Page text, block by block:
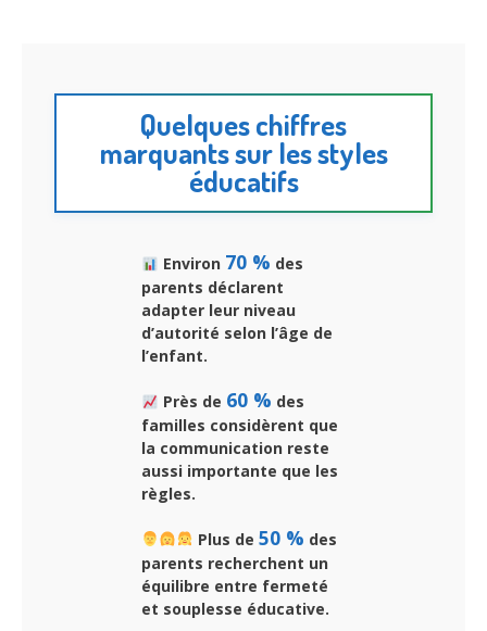
Quelques chiffres
marquants sur les styles
éducatifs
Environ 70 % des
parents déclarent
adapter leur niveau
d’autorité selon l’âge de
l’enfant.
Près de 60 % des
familles considèrent que
la communication reste
aussi importante que les
règles.
Plus de 50 % des
parents recherchent un
équilibre entre fermeté
et souplesse éducative.